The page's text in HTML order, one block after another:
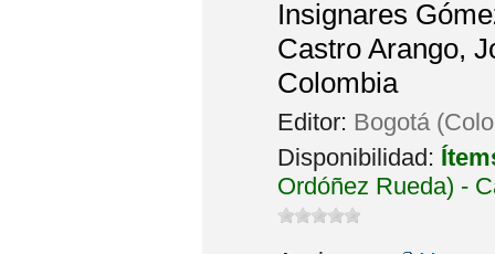
Insignares
Castro Arango,
Colombia
Editor: Bogotá
Disponibilidad:
Ordóñez Rueda) -